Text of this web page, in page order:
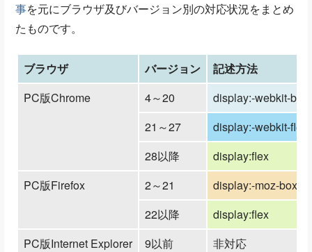
事を元にブラウザ及びバージョン別の対応状況をまとめ
たものです。
ブラウザ バージョン
記述方法
PC版Chrome
4～20
display:-webkit-box
21～27
display:-webkit-flex
28以降
display:flex
PC版Firefox
2～21
display:-moz-box
22以降
display:flex
PC版Internet Explorer
9以前
非対応